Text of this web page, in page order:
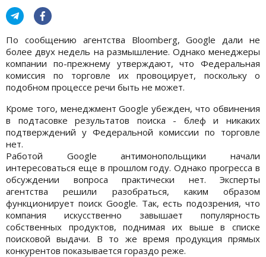
По сообщению агентства Bloomberg, Google дали не
более двух недель на размышление. Однако менеджеры
компании по-прежнему утверждают, что Федеральная
комиссия по торговле их провоцирует, поскольку о
подобном процессе речи быть не может.
Кроме того, менеджмент Google убежден, что обвинения
в подтасовке результатов поиска - блеф и никаких
подтверждений у Федеральной комиссии по торговле
нет.
Работой Google антимонопольщики начали
интересоваться еще в прошлом году. Однако прогресса в
обсуждении вопроса практически нет. Эксперты
агентства решили разобраться, каким образом
функционирует поиск Google. Так, есть подозрения, что
компания искусственно завышает популярность
собственных продуктов, поднимая их выше в списке
поисковой выдачи. В то же время продукция прямых
конкурентов показывается гораздо реже.